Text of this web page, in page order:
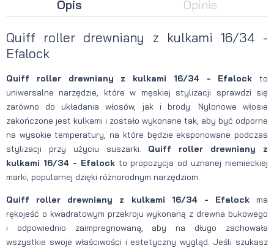
Opis Opinie
Quiff roller drewniany z kulkami 16/34 -
Efalock
Quiff roller drewniany z kulkami 16/34 - Efalock to
uniwersalne narzędzie, które w męskiej stylizacji sprawdzi się
zarówno do układania włosów, jak i brody. Nylonowe włosie
zakończone jest kulkami i zostało wykonane tak, aby być odporne
na wysokie temperatury, na które będzie eksponowane podczas
stylizacji przy użyciu suszarki. Quiff roller drewniany z
kulkami 16/34 - Efalockto propozycja od uznanej niemieckiej
marki, popularnej dzięki różnorodnym narzędziom.
Quiff roller drewniany z kulkami 16/34 - Efalockma
rękojeść o kwadratowym przekroju wykonaną z drewna bukowego
i odpowiednio zaimpregnowaną, aby na długo zachowała
wszystkie swoje właściwości i estetyczny wygląd. Jeśli szukasz